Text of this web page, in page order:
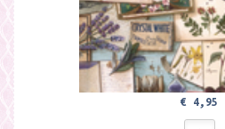
€ 4,95